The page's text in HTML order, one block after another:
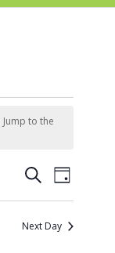
to the
Events
Search
and
SearchEvent
Views
Day
Next Day